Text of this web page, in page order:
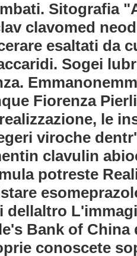
Sitografia
clavomed
esaltati da
Sogei
Fiorenza
le
viroche
clavulin
potreste
dellaltro
Bank of
conoscete